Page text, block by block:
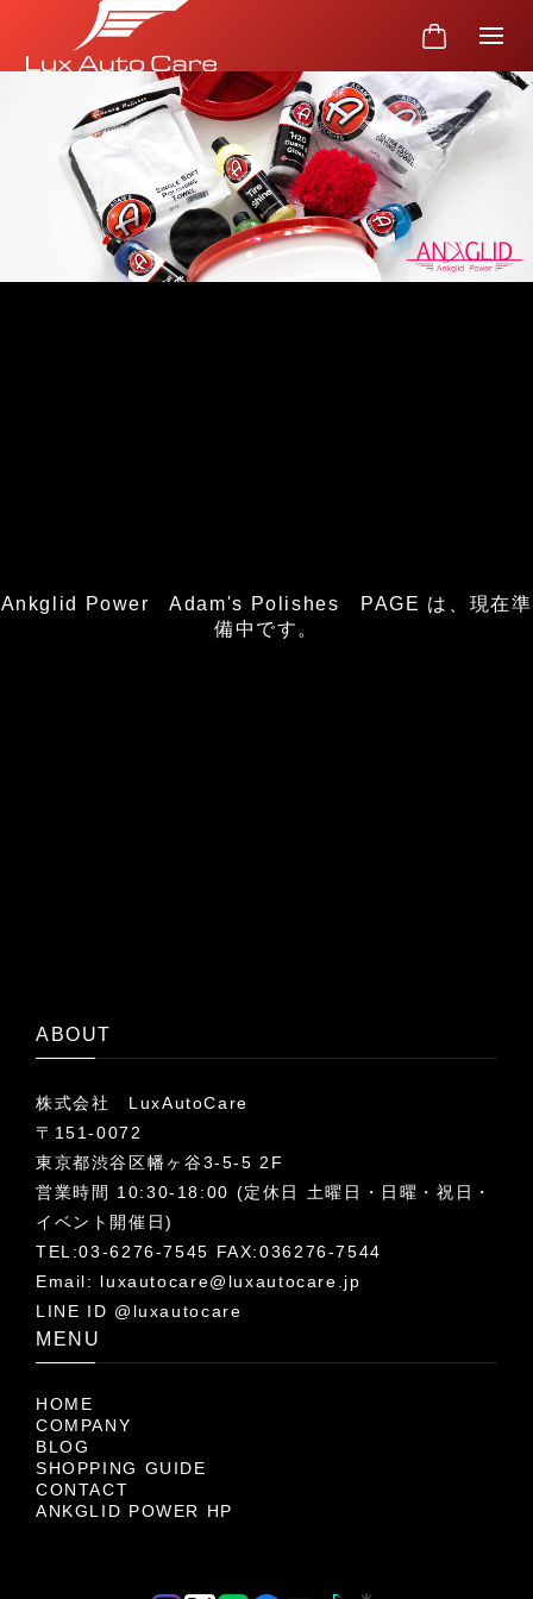
Ankglid Power Adam's Polishes PAGE は、現在準
備中です。
ABOUT
株式会社 LuxAutoCare
〒151-0072
東京都渋谷区幡ヶ谷3-5-5 2F
営業時間 10:30-18:00 (定休日 土曜日・日曜・祝日・
イベント開催日)
TEL:03-6276-7545 FAX:036276-7544
Email: luxautocare@luxautocare.jp
LINE ID @luxautocare
MENU
HOME
COMPANY
BLOG
SHOPPING GUIDE
CONTACT
ANKGLID POWER HP